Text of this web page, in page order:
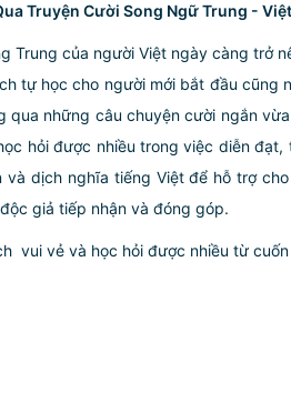
Truyện Cười Song Ngữ Trung -
Trung của người Việt ngày càng trở
tự học cho người mới bắt đầu
qua những câu chuyện cười ngắn
hỏi được nhiều trong việc diễn
và dịch nghĩa tiếng Việt để hỗ trợ
giả tiếp nhận và đóng góp.
vui vẻ và học hỏi được nhiều từ